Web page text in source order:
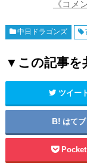
《コメ
中日ドラゴンズ
▼この記事を
ツイー
はてブ
Pocket